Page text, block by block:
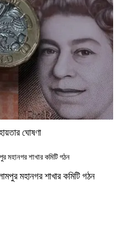
ঘোষণা
মহানগর শাখার কমিটি গঠন